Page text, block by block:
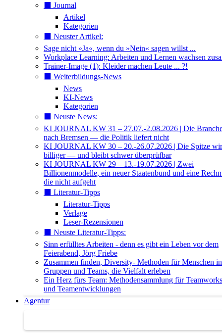
⬛️ Journal
Artikel
Kategorien
⬛️ Neuster Artikel:
Sage nicht »Ja«, wenn du »Nein« sagen willst ...
Workplace Learning: Arbeiten und Lernen wachsen
Trainer-Image (1): Kleider machen Leute ... ?!
⬛️ Weiterbildungs-News
News
KI-News
Kategorien
⬛️ Neuste News:
KI JOURNAL KW 31 – 27.07.-2.08.2026 | Die
nach Bremsen — die Politik liefert nicht
KI JOURNAL KW 30 – 20.-26.07.2026 | Die Spitze
billiger — und bleibt schwer überprüfbar
KI JOURNAL KW 29 – 13.-19.07.2026 | Zwei
Billionenmodelle, ein neuer Staatenbund und eine
die nicht aufgeht
⬛️ Literatur-Tipps
Literatur-Tipps
Verlage
Leser-Rezensionen
⬛️ Neuste Literatur-Tipps:
Sinn erfülltes Arbeiten - denn es gibt ein Leben vor dem
Feierabend, Jörg Friebe
Zusammen finden, Diversity- Methoden für Menschen in
Gruppen und Teams, die Vielfalt erleben
Ein Herz fürs Team: Methodensammlung für
und Teamentwicklungen
Agentur